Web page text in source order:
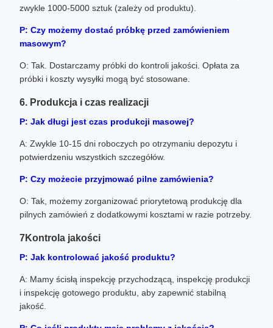
zwykle 1000-5000 sztuk (zależy od produktu).
P: Czy możemy dostać próbkę przed zamówieniem
masowym?
O: Tak. Dostarczamy próbki do kontroli jakości. Opłata za
próbki i koszty wysyłki mogą być stosowane.
6. Produkcja i czas realizacji
P: Jak długi jest czas produkcji masowej?
A: Zwykle 10-15 dni roboczych po otrzymaniu depozytu i
potwierdzeniu wszystkich szczegółów.
P: Czy możecie przyjmować pilne zamówienia?
O: Tak, możemy zorganizować priorytetową produkcję dla
pilnych zamówień z dodatkowymi kosztami w razie potrzeby.
7Kontrola jakości
P: Jak kontrolować jakość produktu?
A: Mamy ścisłą inspekcję przychodzącą, inspekcję produkcji
i inspekcję gotowego produktu, aby zapewnić stabilną
jakość.